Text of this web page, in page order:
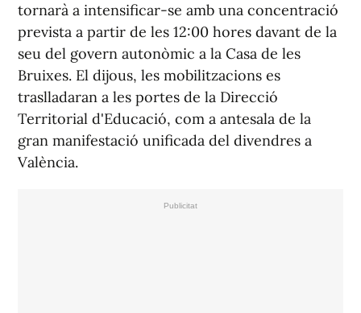
tornarà a intensificar-se amb una concentració
prevista a partir de les 12:00 hores davant de la
seu del govern autonòmic a la Casa de les
Bruixes. El dijous, les mobilitzacions es
traslladaran a les portes de la Direcció
Territorial d'Educació, com a antesala de la
gran manifestació unificada del divendres a
València.